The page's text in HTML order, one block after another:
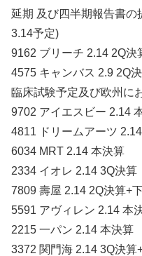
延期 及び四半期報告書の
3.14予定)
9162 ブリーチ 2.14 2Q決
4575 キャンバス 2.9 2Q
臨床試験予定及び欧州に
9702 アイエスビー 2.14
4811 ドリームアーツ
6034 MRT 2.14 本決算
2334 イオレ 2.14 3Q決算
7809 壽屋 2.14 2Q決算+
5591 アヴィレン 2.14 本
2215 一パン 2.14 本決算
3372 関門海 2.14 3Q決算